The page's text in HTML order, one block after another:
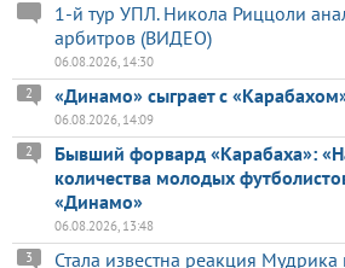
1-й тур УПЛ. Никола Риццоли
арбитров (ВИДЕО)
06.08.2026, 14:30
«Динамо» сыграет с
2
06.08.2026, 14:09
Бывший форвард «Карабаха»:
количества молодых
«Динамо»
2
06.08.2026, 13:48
Стала известна реакция
3